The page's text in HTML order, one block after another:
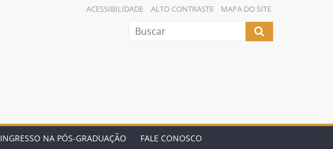
ACESSIBILIDADE ALTO CONTRASTE MAPA DO SITE
INGRESSO NA PÓS-GRADUAÇÃO FALE CONOSCO